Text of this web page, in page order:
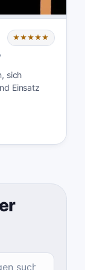
★★★★★
sich
Einsatz